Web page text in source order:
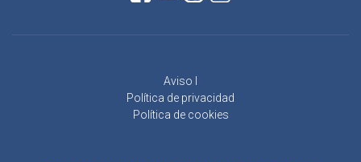
Aviso l
Política de privacidad
Política de cookies